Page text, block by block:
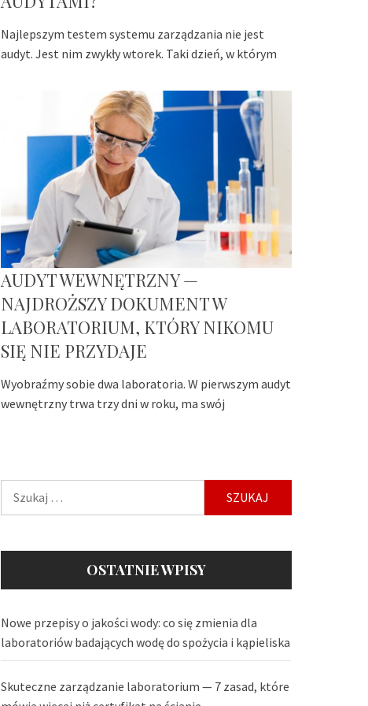
Najlepszym testem systemu zarządzania nie jest
audyt. Jest nim zwykły wtorek. Taki dzień, w którym
AUDYT WEWNĘTRZNY —
NAJDROŻSZY DOKUMENT W
LABORATORIUM, KTÓRY NIKOMU
SIĘ NIE PRZYDAJE
Wyobraźmy sobie dwa laboratoria. W pierwszym audyt
wewnętrzny trwa trzy dni w roku, ma swój
OSTATNIE WPISY
Nowe przepisy o jakości wody: co się zmienia dla
laboratoriów badających wodę do spożycia i kąpieliska
Skuteczne zarządzanie laboratorium — 7 zasad, które